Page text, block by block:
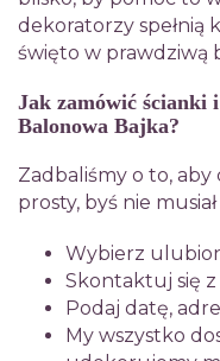
dekoratorzy spełnią
święto w prawdziwą
Jak zamówić ścianki
Balonowa Bajka?
Zadbaliśmy o to, aby
prosty, byś nie
Wybierz
Skontaktuj się
Podaj datę,
My wszystko